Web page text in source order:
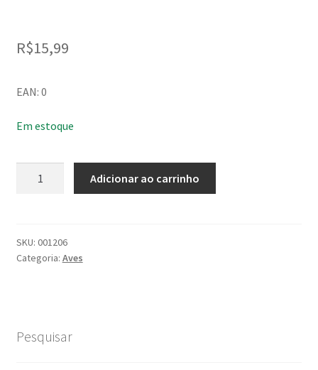
R$15,99
EAN: 0
Em estoque
Fiesta
quantidade
Adicionar ao carrinho
SKU: 001206
Categoria: Aves
Pesquisar